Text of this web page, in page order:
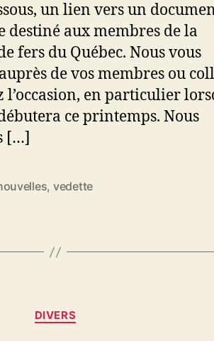
un lien vers un
destiné aux membres de la
fers du Québec. Nous vous
de vos membres ou
l’occasion, en particulier
ce printemps. Nous
[…]
, vedette
Catégories
DIVERS